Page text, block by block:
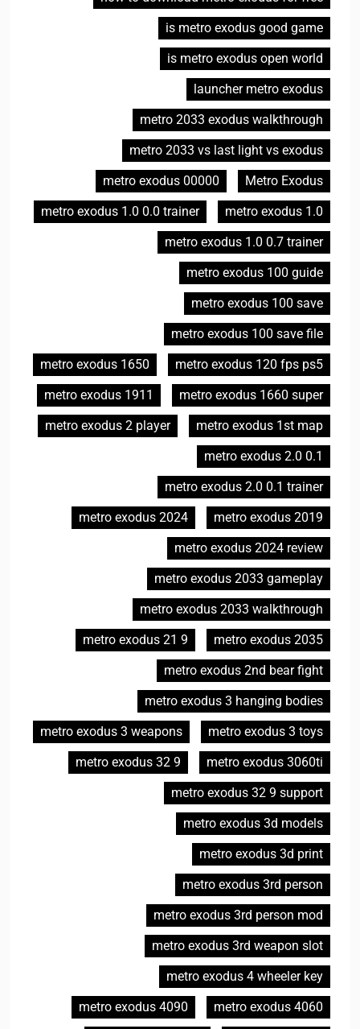
is metro exodus good game
is metro exodus open world
launcher metro exodus
metro 2033 exodus walkthrough
metro 2033 vs last light vs exodus
Metro Exodus
metro exodus 00000
metro exodus 1.0
metro exodus 1.0 0.0 trainer
metro exodus 1.0 0.7 trainer
metro exodus 100 guide
metro exodus 100 save
metro exodus 100 save file
metro exodus 120 fps ps5
metro exodus 1650
metro exodus 1660 super
metro exodus 1911
metro exodus 1st map
metro exodus 2 player
metro exodus 2.0 0.1
metro exodus 2.0 0.1 trainer
metro exodus 2019
metro exodus 2024
metro exodus 2024 review
metro exodus 2033 gameplay
metro exodus 2033 walkthrough
metro exodus 2035
metro exodus 21 9
metro exodus 2nd bear fight
metro exodus 3 hanging bodies
metro exodus 3 toys
metro exodus 3 weapons
metro exodus 3060ti
metro exodus 32 9
metro exodus 32 9 support
metro exodus 3d models
metro exodus 3d print
metro exodus 3rd person
metro exodus 3rd person mod
metro exodus 3rd weapon slot
metro exodus 4 wheeler key
metro exodus 4060
metro exodus 4090